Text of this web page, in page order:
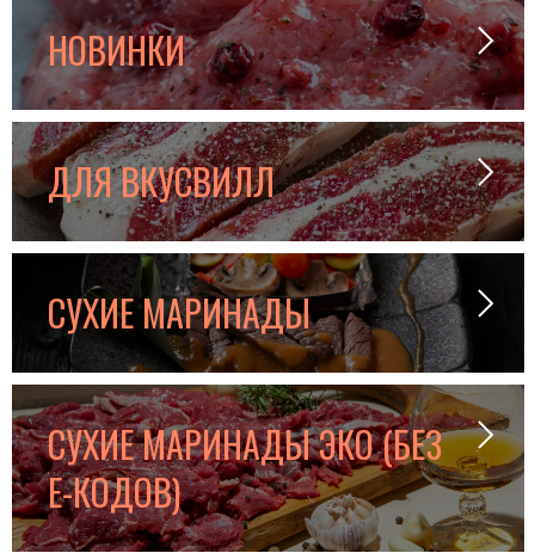
НОВИНКИ
ДЛЯ ВКУСВИЛЛ
СУХИЕ МАРИНАДЫ
СУХИЕ МАРИНАДЫ ЭКО (БЕЗ
E-КОДОВ)